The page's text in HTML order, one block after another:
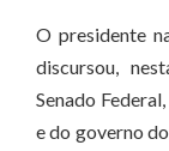
O presidente
discursou,
Senado
e do governo